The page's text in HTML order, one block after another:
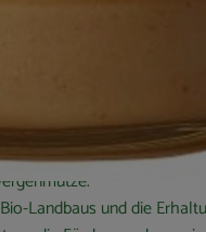
seit über 40 Jahren
Produktion entstehen
Landbaus und die